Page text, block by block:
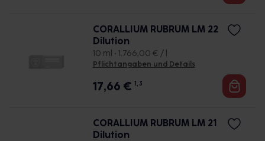
CORALLIUM RUBRUM LM 22
Dilution
10 ml • 1.766,00 € / l
Pflichtangaben und Details
17,66 € 1, 3
CORALLIUM RUBRUM LM 21
Dilution